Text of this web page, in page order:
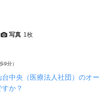
写真 1枚
9分）
中央（医療法人社団）のオー
か？